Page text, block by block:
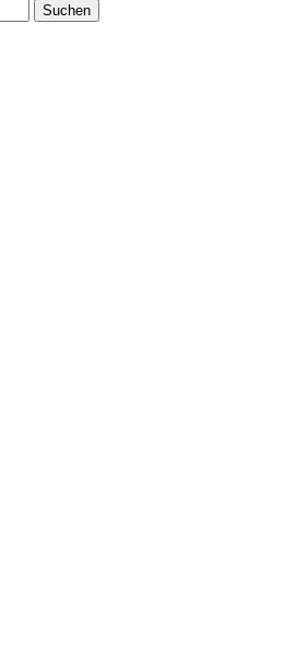
Suchen